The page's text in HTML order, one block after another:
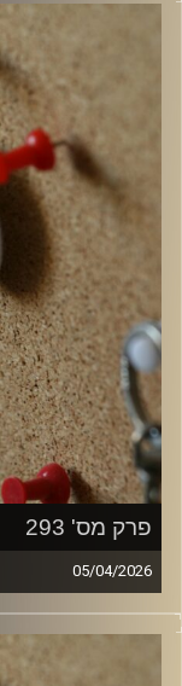
פרק מס' 293
05/04/2026
קלאסיקות רוק עם